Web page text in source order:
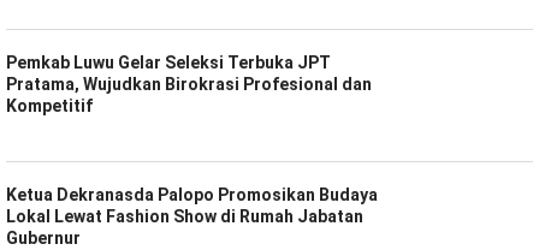
Pemkab Luwu Gelar Seleksi Terbuka JPT
Pratama, Wujudkan Birokrasi Profesional dan
Kompetitif
Ketua Dekranasda Palopo Promosikan Budaya
Lokal Lewat Fashion Show di Rumah Jabatan
Gubernur